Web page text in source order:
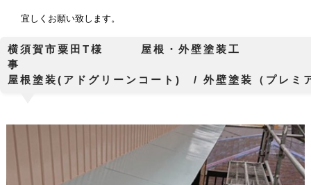
宜しくお願い致します。
横須賀市粟田T様 屋根・外壁塗装工
屋根塗装(アドグリーンコート) / 外壁塗装（プレミ